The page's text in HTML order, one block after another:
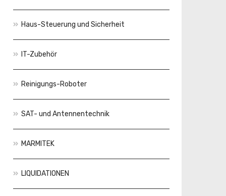
Haus-Steuerung und Sicherheit
IT-Zubehör
Reinigungs-Roboter
SAT- und Antennentechnik
MARMITEK
LIQUIDATIONEN